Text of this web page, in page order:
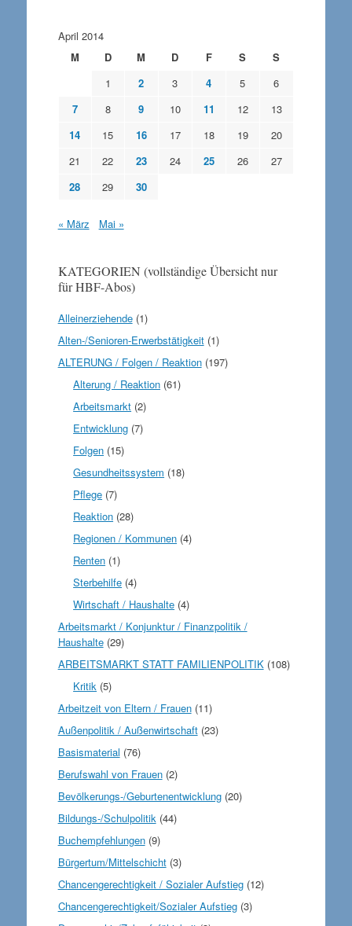
April 2014
M
D M D F S
S
1
2 3 4 5
6
7
8 9 10 11 12
13
14
15 16 17 18 19
20
21
22 23 24 25 26
27
28
29 30
« März Mai »
KATEGORIEN (vollständige Übersicht nur
für HBF-Abos)
Alleinerziehende(1)
Alten-/Senioren-Erwerbstätigkeit(1)
ALTERUNG / Folgen / Reaktion(197)
Alterung / Reaktion (61)
Arbeitsmarkt (2)
Entwicklung (7)
Folgen (15)
Gesundheitssystem (18)
Pflege (7)
Reaktion (28)
Regionen / Kommunen (4)
Renten (1)
Sterbehilfe (4)
Wirtschaft / Haushalte (4)
Arbeitsmarkt / Konjunktur / Finanzpolitik /
Haushalte(29)
ARBEITSMARKT STATT FAMILIENPOLITIK(108)
Kritik (5)
Arbeitzeit von Eltern / Frauen(11)
Außenpolitik / Außenwirtschaft(23)
Basismaterial (76)
Berufswahl von Frauen(2)
Bevölkerungs-/Geburtenentwicklung(20)
Bildungs-/Schulpolitik(44)
Buchempfehlungen(9)
Bürgertum/Mittelschicht(3)
Chancengerechtigkeit / Sozialer Aufstieg(12)
Chancengerechtigkeit/Sozialer Aufstieg(3)